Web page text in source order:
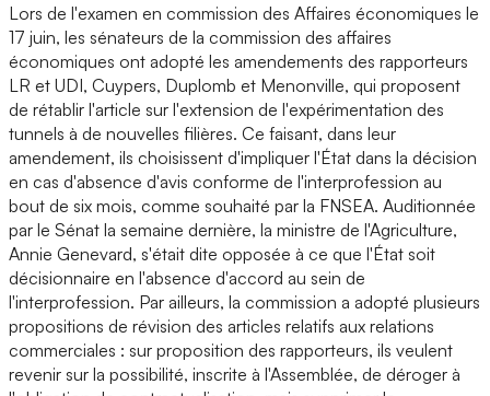
Lors de l'examen en commission des Affaires économiques le
17 juin, les sénateurs de la commission des affaires
économiques ont adopté les amendements des rapporteurs
LR et UDI, Cuypers, Duplomb et Menonville, qui proposent
de rétablir l'article sur l'extension de l'expérimentation des
tunnels à de nouvelles filières. Ce faisant, dans leur
amendement, ils choisissent d'impliquer l'État dans la décision
en cas d'absence d'avis conforme de l'interprofession au
bout de six mois, comme souhaité par la FNSEA. Auditionnée
par le Sénat la semaine dernière, la ministre de l'Agriculture,
Annie Genevard, s'était dite opposée à ce que l'État soit
décisionnaire en l'absence d'accord au sein de
l'interprofession. Par ailleurs, la commission a adopté plusieurs
propositions de révision des articles relatifs aux relations
commerciales : sur proposition des rapporteurs, ils veulent
revenir sur la possibilité, inscrite à l'Assemblée, de déroger à